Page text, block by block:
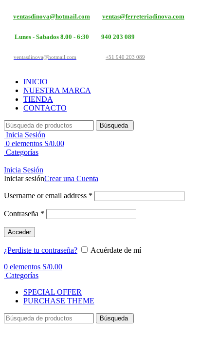
ventasdinova@hotmail.com ventas@ferreteriadinova.com
Lunes - Sabados 8.00 - 6:30 940 203 089
ventasdinova@hotmail.com +51 940 203 089
INICIO
NUESTRA MARCA
TIENDA
CONTACTO
Búsqueda
Inicia Sesión
0 elementos S/0.00
Categorías
Inicia Sesión
Iniciar sesiónCrear una Cuenta
Username or email address *
Contraseña *
Acceder
¿Perdiste tu contraseña?
Acuérdate de mí
0 elementos S/0.00
Categorías
SPECIAL OFFER
PURCHASE THEME
Búsqueda